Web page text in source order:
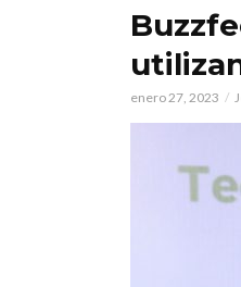
enero 27, 2023